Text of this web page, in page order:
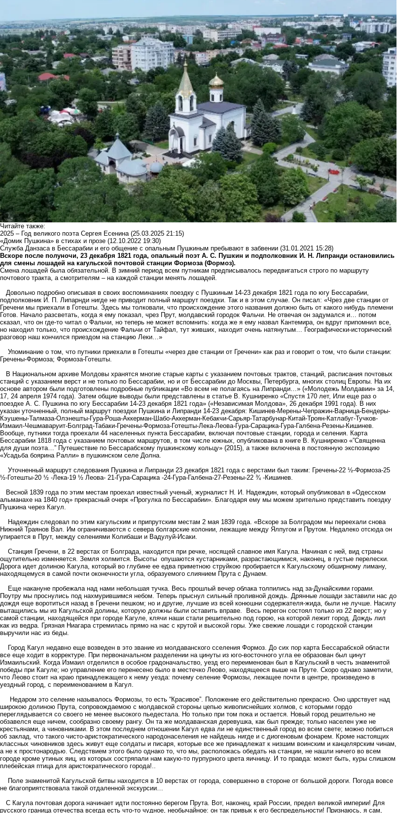
Читайте также:
2025 – Год великого поэта Сергея Есенина (25.03.2025 21:15)
«Домик Пушкина» в стихах и прозе (12.10.2022 19:30)
Cлужба Данзаса в Бессарабии и его общение с опальным Пушкиным пребывают в забвении (31.01.2021 15:28)
Вскоре после полуночи, 23 декабря 1821 года, опальный поэт А. С. Пушкин и подполковник И. Н. Липранди остановились
для смены лошадей на кагульской почтовой станции Формоза (Формоз).
Смена лошадей была обязательной. В зимний период всем путникам предписывалось передвигаться строго по маршруту
почтового тракта, а смотрителям – на каждой станции менять лошадей.
Довольно подробно описывая в своих воспоминаниях поездку с Пушкиным 14-23 декабря 1821 года по югу Бессарабии,
подполковник И. П. Липарнди нигде не приводит полный маршрут поездки. Так и в этом случае. Он писал: «Чрез две станции от
Гречени мы приехали в Готешты. Здесь мы толковали, что происхождение этого названия должно быть от какого нибудь племени
Готов. Начало разсветать, когда я ему показал, чрез Прут, молдавский городок Фальчи. Не отвечая он задумался и… потом
сказал, что он где-то читал о Фальчи, но теперь не может вспомнить: когда же я ему назвал Кантемира, он вдруг припомнил все,
но находил только, что происхождение Фальчи от Тайфал, тут живших, находит очень натянутым… Географически-исторический
разговор наш кончился приездом на станцию Леки…»
Упоминание о том, что путники приехали в Готешты «через две станции от Гречени» как раз и говорит о том, что были станции:
Гречены-Формоза; Формоза-Готешты.
В Национальном архиве Молдовы хранятся многие старые карты с указанием почтовых трактов, станций, расписания почтовых
станций с указанием верст и не только по Бессарабии, но и от Бессарабии до Москвы, Петербурга, многих столиц Европы. На их
основе автором были подготовлены подробные публикации «Во всем не полагаясь на Липранди…» («Молодежь Молдавии» за 14,
17, 24 апреля 1974 года). Затем общие выводы были представлены в статье В. Кушниренко «Спустя 170 лет, Или еще раз о
поездке А. С. Пушкина по югу Бессарабии 14-23 декабря 1821 года» («Независимая Молдова», 26 декабря 1991 года). В них
указан уточненный, полный маршрут поездки Пушкина и Липранди 14-23 декабря: Кишинев-Мерены-Чепражин-Варница-Бендеры-
Кэушены-Талмаза-Олэнешты-Гура-Роша-Аккерман-Шабо-Аккерман-Кебакчи-Сарьяр-Татарбунар-Китай-Троян-Катлабуг-Тучков-
Измаил-Чешмаваруит-Болград-Табаки-Гречены-Формоза-Готешты-Лека-Леова-Гура-Сарацика-Гура-Галбена-Резены-Кишинев.
Вообще, путники тогда проехали 44 населенных пункта Бессарабии, включая почтовые станции, города и селения. Карта
Бессарабии 1818 года с указанием почтовых маршрутов, в том числе южных, опубликована в книге В. Кушниренко «”Священна
для души поэта…” Путешествие по Бессарабскому пушкинскому кольцу» (2015), а также включена в постоянную экспозицию
«Усадьба боярина Ралли» в пушкинском селе Долна.
Уточненный маршрут следования Пушкина и Липранди 23 декабря 1821 года с верстами был таким: Гречены-22 ½-Формоза-25
½-Готешты-20 ½ -Лека-19 ½ Леова- 21-Гура-Сарацика -24-Гура-Галбена-27-Резены-22 ¾ -Кишинев.
Весной 1839 года по этим местам проехал известный ученый, журналист Н. И. Надеждин, который опубликовал в «Одесском
альманахе на 1840 год» прекрасный очерк «Прогулка по Бессарабии». Благодаря ему мы можем зрительно представить поездку
Пушкина через Кагул.
Надеждин следовал по этим кагульским и припрутским местам 2 мая 1839 года. «Вскоре за Болградом мы переехали снова
Нижний Траянов Вал. Им ограничиваются с севера болгарские колонии, лежащие между Ялпугом и Прутом. Недалеко отсюда он
упирается в Прут, между селениями Колибаши и Вадулуй-Исаки.
Станция Гречени, в 22 верстах от Болграда, находится при речке, носящей славное имя Кагула. Начиная с ней, вид страны
ощутительно изменяется. Земля холмится. Высоты опушаются кустарниками, разрастающимися, наконец, в густые перелески.
Дорога идет долиною Кагула, который во глубине ее едва приметною струйкою пробирается к Кагульскому обширному лиману,
находящемуся в самой почти оконечности угла, образуемого слиянием Прута с Дунаем.
Еще накануне пробежала над нами небольшая тучка. Весь прошлый вечер облака толпились над за-Дунайскими горами.
Поутру мы проснулись под нахмурившимся небом. Теперь прыснул сильный проливной дождь. Дрянные лошади заставили нас до
дождя еще воротиться назад в Гречени пешком; но и другие, лучшие из всей конюшни содержателя-жида, были не лучше. Насилу
вытащились мы из Кагульской долины, которую должны были оставить вправе. Весь перегон состоял только из 22 верст; но у
самой станции, находящейся при городе Кагуле, клячи наши стали решительно под горою, на которой лежит город. Дождь лил
как из ведра. Грязная Ниагара стремилась прямо на нас с крутой и высокой горы. Уже свежие лошади с городской станции
выручили нас из беды.
Город Кагул недавно еще возведен в это звание из молдаванского сселения Формоз. До сих пор карта Бессарабской области
все еще ходит в корректуре. При первоначальном разделении на цинуты из юго-восточного угла ее образован был цинут
Измаильский. Когда Измаил отделился в особое градоначальство, уезд его переименован был в Кагульский в честь знаменитой
победы при Кагуле; но управление его перенесено было в местечко Леово, находящееся выше на Пруте. Скоро однако заметили,
что Леово стоит на краю принадлежащего к нему уезда: почему селение Формозы, лежащее почти в центре, произведено в
уездный город, с переименованием в Кагул.
Недаром это селение называлось Формозы, то есть “Красивое”. Положение его действительно прекрасно. Оно царствует над
широкою долиною Прута, сопровождаемою с молдавской стороны цепью живописнейших холмов, с которыми гордо
переглядывается со своего не менее высокого пьедестала. Но только при том пока и остается. Новый город решительно не
обзавелся еще ничем, сообразно своему рангу. Он та же молдаванская деревушка, как был прежде; только населен уже не
крестьянами, а чиновниками. В этом последнем отношении Кагул едва ли не единственный город во всем свете; можно побиться
об заклад, что такого чисто-аристократического народонаселения не найдешь нигде и с диогеновым фонарем. Кроме настоящих
классных чиновников здесь живут еще солдаты и писаря, которые все же принадлежат к низшим воинским и канцелярским чинам,
а не к простонародью. Следствием этого было однако то, что мы, расположась обедать на станции, не нашли ничего во всем
городе кроме утиных яиц, из которых состряпали нам какую-то пурпурного цвета яичницу. И то правда: может быть, куры слишком
плебейская птица для аристократического города!..
Поле знаменитой Кагульской битвы находится в 10 верстах от города, совершенно в стороне от большой дороги. Погода вовсе
не благоприятствовала такой отдаленной экскурсии…
С Кагула почтовая дорога начинает идти постоянно берегом Прута. Вот, наконец, край России, предел великой империи! Для
русского граница отечества всегда есть что-то чудное, необычайное: он так привык к его беспредельности! Признаюсь, я сам,